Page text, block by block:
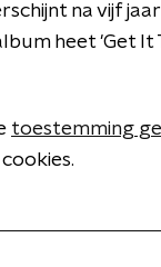
na vijf
heet 'Get It
toestemming
cookies.